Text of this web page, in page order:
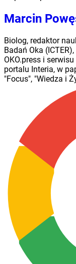
Marcin
Biolog, redaktor
Badań Oka
OKO.press i
portalu Interia, w
"Focus", "Wiedza i